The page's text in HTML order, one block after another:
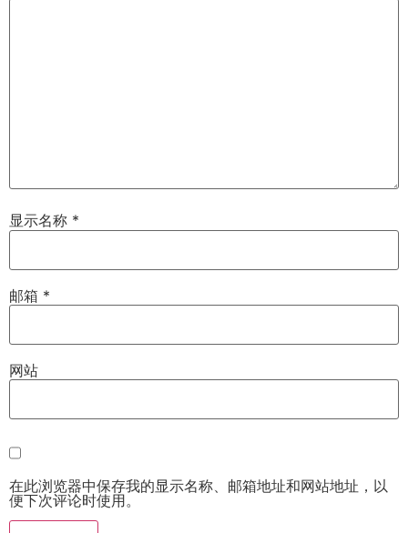
显示名称 *
邮箱 *
网站
在此浏览器中保存我的显示名称、邮箱地址和网站地址，以
便下次评论时使用。